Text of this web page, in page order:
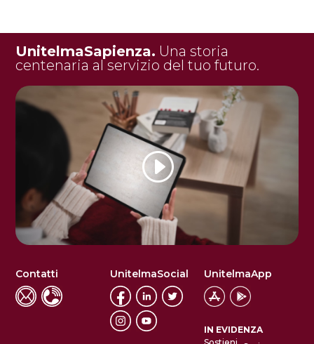
UnitelmaSapienza. Una storia
centenaria al servizio del tuo futuro.
Contatti UnitelmaSocial UnitelmaApp
IN EVIDENZA